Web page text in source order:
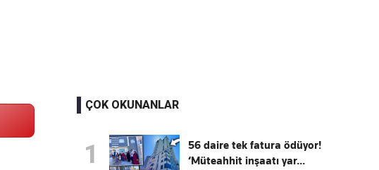
ÇOK OKUNANLAR
1
56 daire tek fatura ödüyor!
‘Müteahhit inşaatı yar...